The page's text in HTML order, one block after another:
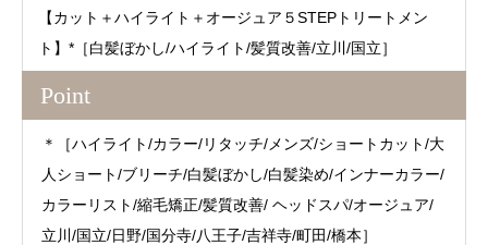
【カット＋ハイライト＋オージュア５STEPトリートメン
ト】*［白髪ぼかし/ハイライト/髪質改善/立川/国立］
Point
＊［ハイライト/カラー/リタッチ/メンズ/ショートカット/大
人ショート/ブリーチ/白髪ぼかし/白髪染め/インナーカラー/
カラーリスト/縮毛矯正/髪質改善/ ヘッドスパ/オージュア/
立川/国立/日野/国分寺/八王子/吉祥寺/町田/橋本］